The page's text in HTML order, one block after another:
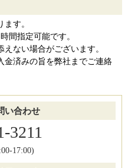
す。
間指定可能です。
ない場合がございます。
金済みの旨を弊社までご連絡
い合わせ
3211
17:00)